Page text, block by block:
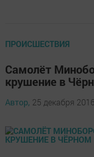
ПРОИСШЕСТВИЯ
Самолёт
крушение в
Автор, 25 декабря